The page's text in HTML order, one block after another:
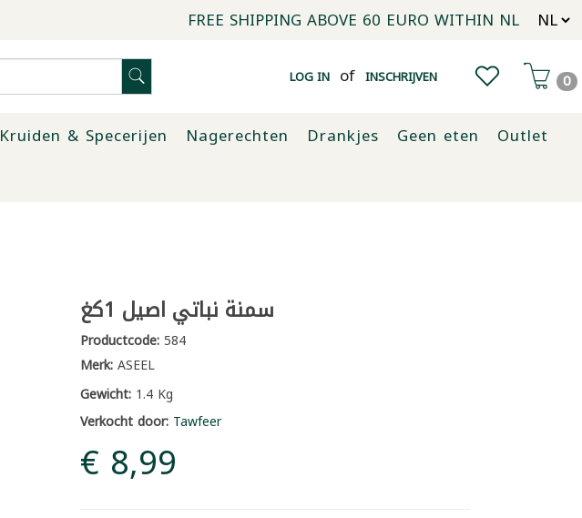
FREE SHIPPING ABOVE 60 EURO WITHIN NL
LOG IN of INSCHRIJVEN 0
Kruiden & Specerijen Nagerechten Drankjes Geen eten
Outlet
سمنة نباتي اصيل 1كغ
Productcode:584
Merk:ASEEL
Gewicht:1.4 Kg
Verkocht door: Tawfeer
€ 8,99